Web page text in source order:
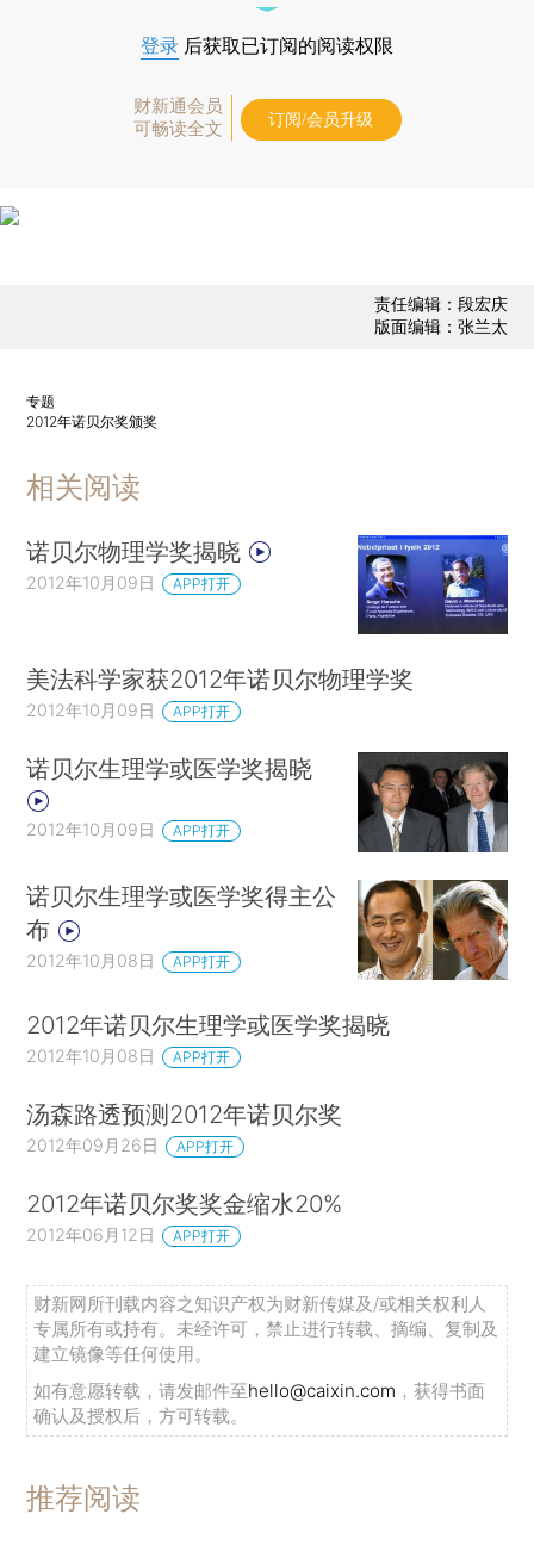
登录 后获取已订阅的阅读权限
财新通会员
可畅读全文
订阅/会员升级
责任编辑：段宏庆
版面编辑：张兰太
专题
2012年诺贝尔奖颁奖
相关阅读
诺贝尔物理学奖揭晓
2012年10月09日 APP打开
美法科学家获2012年诺贝尔物理学奖
2012年10月09日 APP打开
诺贝尔生理学或医学奖揭晓
2012年10月09日 APP打开
诺贝尔生理学或医学奖得主公
布
2012年10月08日 APP打开
2012年诺贝尔生理学或医学奖揭晓
2012年10月08日 APP打开
汤森路透预测2012年诺贝尔奖
2012年09月26日 APP打开
2012年诺贝尔奖奖金缩水20%
2012年06月12日 APP打开
财新网所刊载内容之知识产权为财新传媒及/或相关权利人
专属所有或持有。未经许可，禁止进行转载、摘编、复制及
建立镜像等任何使用。
如有意愿转载，请发邮件至hello@caixin.com ，获得书面
确认及授权后，方可转载。
推荐阅读